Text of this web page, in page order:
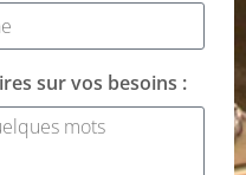
sur vos besoins :